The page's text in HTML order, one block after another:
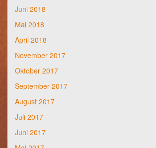
Juni 2018
Mai 2018
April 2018
November 2017
Oktober 2017
September 2017
August 2017
Juli 2017
Juni 2017